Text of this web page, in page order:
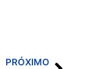
PRÓXIMO